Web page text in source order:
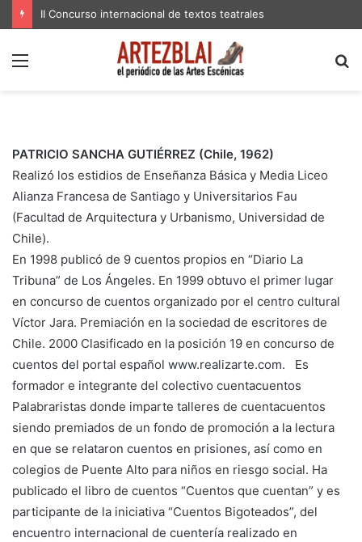
II Concurso internacional de textos teatrales
Menú
PATRICIO SANCHA GUTIÉRREZ (Chile, 1962)
Realizó los estidios de Enseñanza Básica y Media Liceo
Alianza Francesa de Santiago y Universitarios Fau
(Facultad de Arquitectura y Urbanismo, Universidad de
Chile).
En 1998 publicó de 9 cuentos propios en “Diario La
Tribuna” de Los Ángeles. En 1999 obtuvo el primer lugar
en concurso de cuentos organizado por el centro cultural
Víctor Jara. Premiación en la sociedad de escritores de
Chile. 2000 Clasificado en la posición 19 en concurso de
cuentos del portal español www.realizarte.com. Es
formador e integrante del colectivo cuentacuentos
Palabraristas donde imparte talleres de cuentacuentos
siendo premiados de un fondo de promoción a la lectura
en que se relataron cuentos en prisiones, así como en
colegios de Puente Alto para niños en riesgo social. Ha
publicado el libro de cuentos “Cuentos que cuentan” y es
participante de la iniciativa “Cuentos Bigoteados”, del
encuentro internacional de cuentería realizado en